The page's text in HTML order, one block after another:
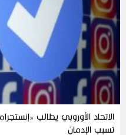
الاتحاد الأوروبي يطالب
تسبب الإدمان